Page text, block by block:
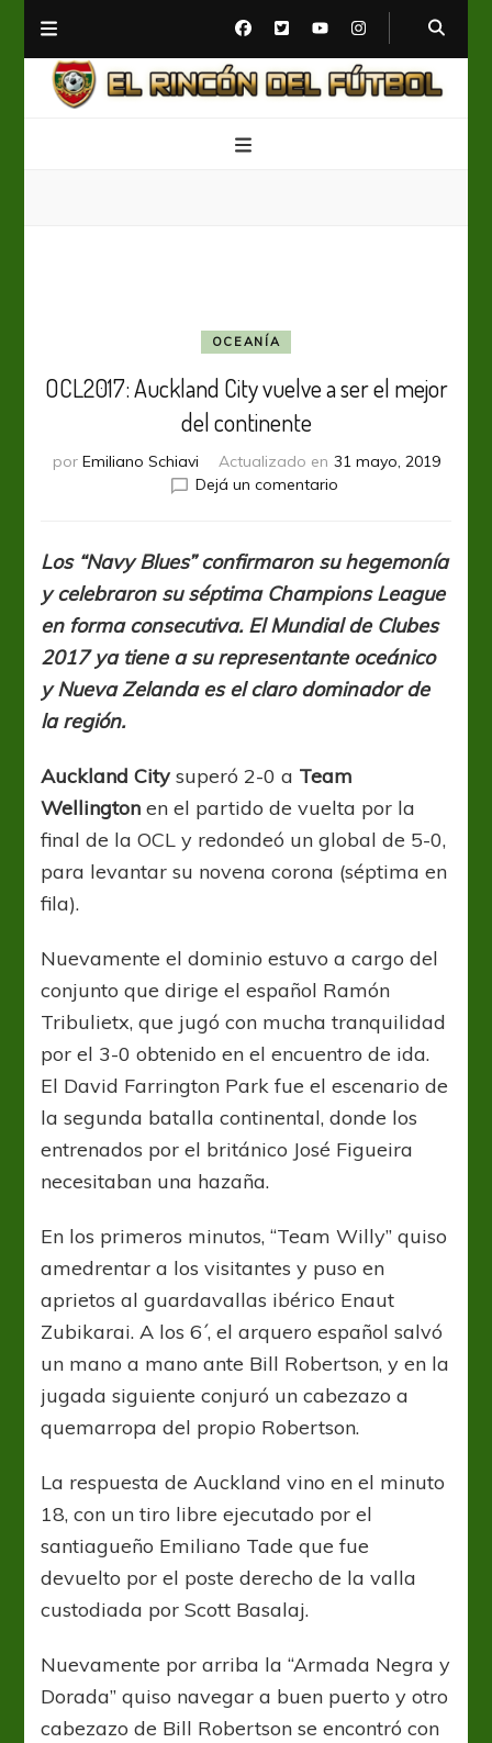
OCEANÍA
OCL2017: Auckland City vuelve a ser el mejor
del continente
por Emiliano Schiavi Actualizado en 31 mayo, 2019
Dejá un comentarioen
City
vuelve
a
ser
mejor
del
Los “Navy Blues” confirmaron su hegemonía
y celebraron su séptima Champions League
en forma consecutiva. El Mundial de Clubes
2017 ya tiene a su representante oceánico
y Nueva Zelanda es el claro dominador de
la región.
Auckland City superó 2-0 a Team
Wellington en el partido de vuelta por la
final de la OCL y redondeó un global de 5-0,
para levantar su novena corona (séptima en
fila).
Nuevamente el dominio estuvo a cargo del
conjunto que dirige el español Ramón
Tribulietx, que jugó con mucha tranquilidad
por el 3-0 obtenido en el encuentro de ida.
El David Farrington Park fue el escenario de
la segunda batalla continental, donde los
entrenados por el británico José Figueira
necesitaban una hazaña.
En los primeros minutos, “Team Willy” quiso
amedrentar a los visitantes y puso en
aprietos al guardavallas ibérico Enaut
Zubikarai. A los 6´, el arquero español salvó
un mano a mano ante Bill Robertson, y en la
jugada siguiente conjuró un cabezazo a
quemarropa del propio Robertson.
La respuesta de Auckland vino en el minuto
18, con un tiro libre ejecutado por el
santiagueño Emiliano Tade que fue
devuelto por el poste derecho de la valla
custodiada por Scott Basalaj.
Nuevamente por arriba la “Armada Negra y
Dorada” quiso navegar a buen puerto y otro
cabezazo de Bill Robertson se encontró con